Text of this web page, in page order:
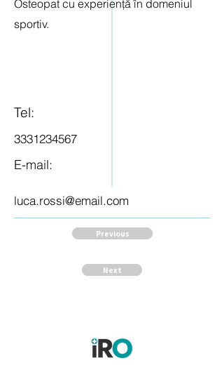
Osteopat cu experiență în domeniul
sportiv.
Tel:
3331234567
E-mail:
luca.rossi@email.com
Previous
Next